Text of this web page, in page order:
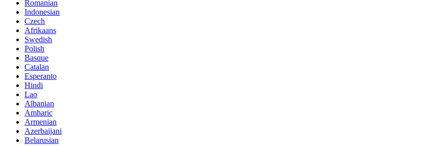
Romanian
Indonesian
Czech
Afrikaans
Swedish
Polish
Basque
Catalan
Esperanto
Hindi
Lao
Albanian
Amharic
Armenian
Azerbaijani
Belarusian